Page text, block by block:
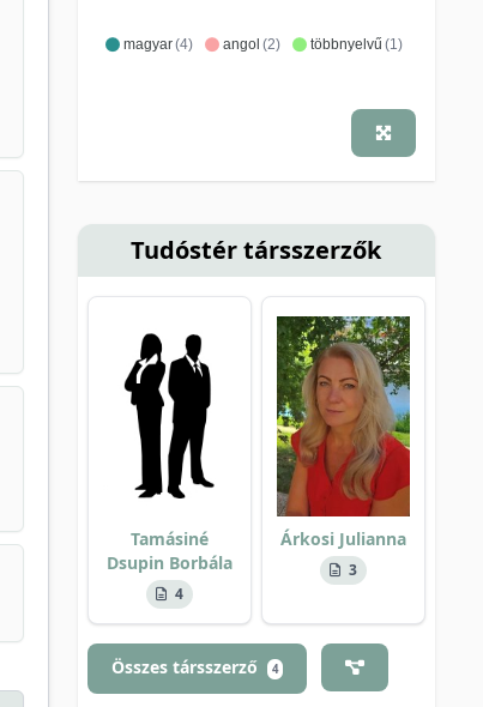
magyar(4) angol (2) többnyelvű (1)
Tudóstér társszerzők
Tamásiné
Dsupin Borbála
4
Árkosi Julianna
3
Összes társszerző 4